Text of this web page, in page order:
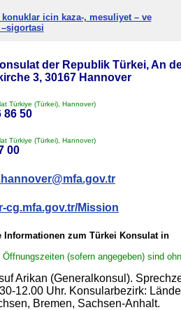
konuklar icin kaza-, mesuliyet – ve
der Republik Türkei, An
3, 30167 Hannover
Türkiye (Türkei), Hannover)
86 50
Türkiye (Türkei), Hannover)
00
cg.mfa.gov.tr/Mission
Informationen zum Türkei Konsulat in
(sofern angegeben) sind
Arikan (Generalkonsul).
12.00 Uhr. Konsularbezirk:
Bremen, Sachsen-Anhalt.